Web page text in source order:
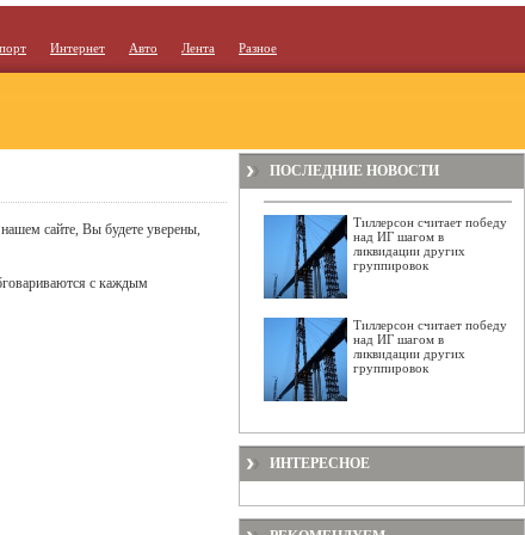
Интернет Авто Лента Разное
сайте, Вы будете уверены,
с каждым
ПОСЛЕДНИЕ НОВОСТИ
Тиллерсон считает победу
над ИГ шагом в
ликвидации других
группировок
Тиллерсон считает победу
над ИГ шагом в
ликвидации других
группировок
ИНТЕРЕСНОЕ